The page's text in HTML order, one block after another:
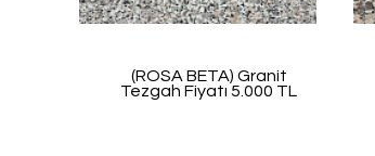
(ROSA BETA) Granit
Tezgah Fiyatı 5.000 TL